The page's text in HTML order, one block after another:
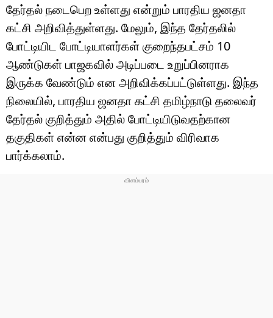
தேர்தல் நடைபெற உள்ளது என்றும் பாரதிய ஜனதா
கட்சி அறிவித்துள்ளது. மேலும், இந்த தேர்தலில்
போட்டியிட போட்டியாளர்கள் குறைந்தபட்சம் 10
ஆண்டுகள் பாஜகவில் அடிப்படை உறுப்பினராக
இருக்க வேண்டும் என அறிவிக்கப்பட்டுள்ளது. இந்த
நிலையில், பாரதிய ஜனதா கட்சி தமிழ்நாடு தலைவர்
தேர்தல் குறித்தும் அதில் போட்டியிடுவதற்கான
தகுதிகள் என்ன என்பது குறித்தும் விரிவாக
பார்க்கலாம்.